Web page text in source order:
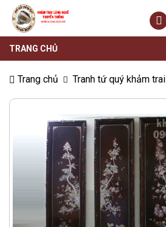
TRANG CHỦ
Trang chủ Tranh tứ quý khảm trai